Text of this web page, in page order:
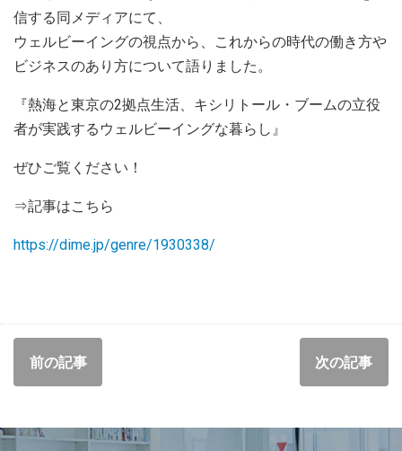
信する同メディアにて、
ウェルビーイングの視点から、これからの時代の働き方や
ビジネスのあり方について語りました。
『熱海と東京の2拠点生活、キシリトール・ブームの立役
者が実践するウェルビーイングな暮らし』
ぜひご覧ください！
⇒記事はこちら
https://dime.jp/genre/1930338/
前の記事 次の記事